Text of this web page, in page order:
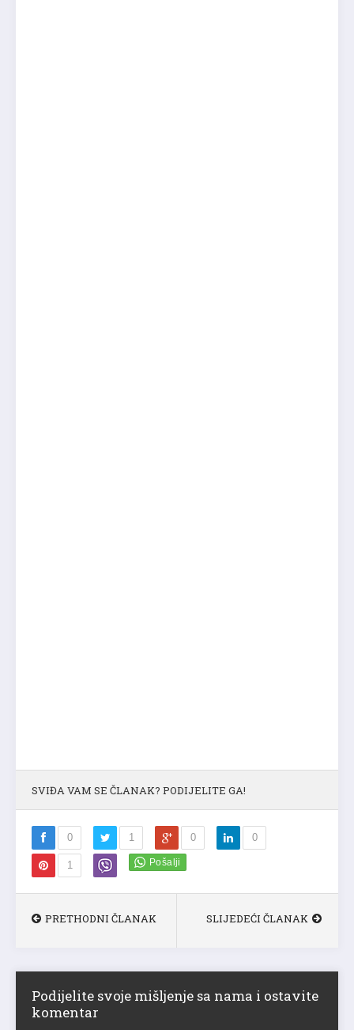
SVIĐA VAM SE ČLANAK? PODIJELITE GA!
0 1 0 0
1
PRETHODNI ČLANAK SLIJEDEĆI ČLANAK
Podijelite svoje mišljenje sa nama i ostavite
komentar